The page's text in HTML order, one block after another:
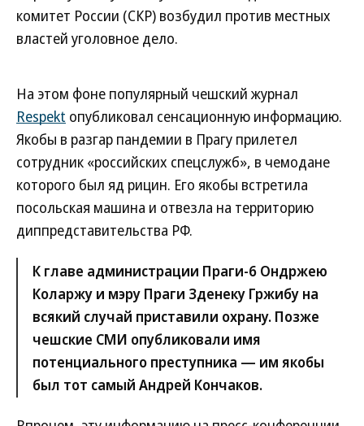
комитет России (СКР) возбудил против местных
властей уголовное дело.
На этом фоне популярный чешский журнал
Respekt опубликовал сенсационную информацию.
Якобы в разгар пандемии в Прагу прилетел
сотрудник «российских спецслужб», в чемодане
которого был яд рицин. Его якобы встретила
посольская машина и отвезла на территорию
диппредставительства РФ.
К главе администрации Праги-6 Ондржею
Коларжу и мэру Праги Зденеку Гржибу на
всякий случай приставили охрану. Позже
чешские СМИ опубликовали имя
потенциального преступника — им якобы
был тот самый Андрей Кончаков.